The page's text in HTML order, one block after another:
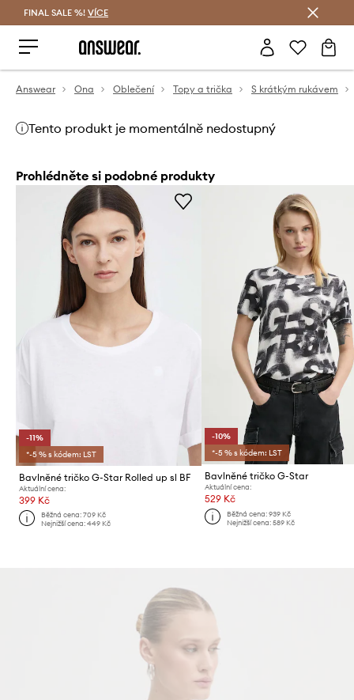
FINAL SALE %! VÍCE
Answear Ona Oblečení Topy a trička S krátkým rukávem
Tento produkt je momentálně nedostupný
Prohlédněte si podobné produkty
-11%
*-5 % s kódem: LST
Bavlněné tričko G-Star Rolled up sl BF
Aktuální cena:
399 Kč
Běžná cena:709 Kč
Nejnižší cena:449 Kč
-10%
*-5 % s kódem: LST
Bavlněné tričko G-Star
Aktuální cena:
529 Kč
Běžná cena: 939 Kč
Nejnižší cena: 589 Kč